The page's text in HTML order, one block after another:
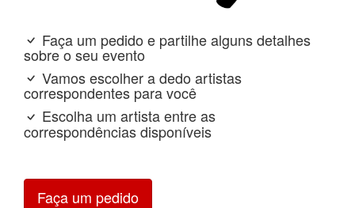
Faça um pedido e partilhe alguns detalhes
sobre o seu evento
Vamos escolher a dedo artistas
correspondentes para você
Escolha um artista entre as
correspondências disponíveis
Faça um pedido